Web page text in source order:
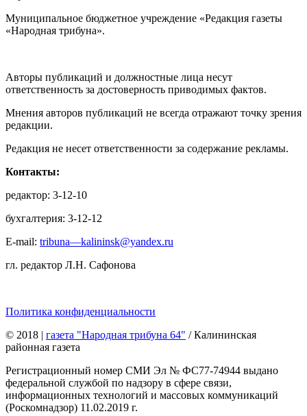
Муниципальное бюджетное учреждение «Редакция газеты
«Народная трибуна».
Авторы публикаций и должностные лица несут
ответственность за достоверность приводимых фактов.
Мнения авторов публикаций не всегда отражают точку зрения
редакции.
Редакция не несет ответственности за содержание рекламы.
Контакты:
редактор: 3-12-10
бухгалтерия: 3-12-12
E-mail: tribuna—kalininsk@yandex.ru
гл. редактор Л.Н. Сафонова
Политика конфиденциальности
© 2018 | газета "Народная трибуна 64" / Калининская
районная газета
Регистрационный номер СМИ Эл № ФС77-74944 выдано
федеральной службой по надзору в сфере связи,
информационных технологий и массовых коммуникаций
(Роскомнадзор) 11.02.2019 г.